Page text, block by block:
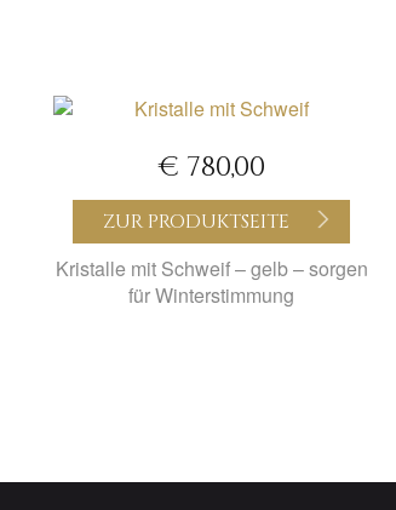
€ 780,00
ZUR PRODUKTSEITE
Kristalle mit Schweif – gelb – sorgen
für Winterstimmung